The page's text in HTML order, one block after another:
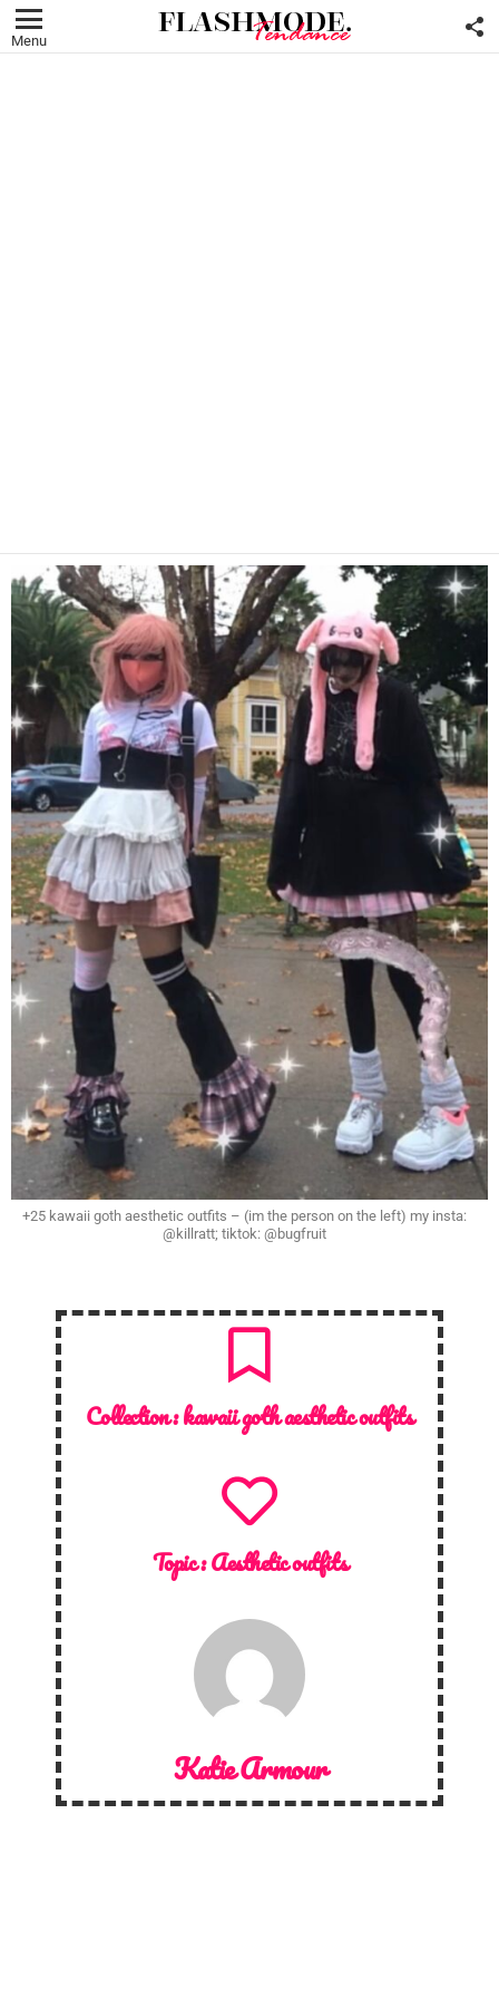
Menu
+25 kawaii goth aesthetic outfits – (im the person on the left) my insta:
@killratt; tiktok: @bugfruit
Collection :kawaii goth aesthetic outfits
Topic :Aesthetic outfits
Katie Armour